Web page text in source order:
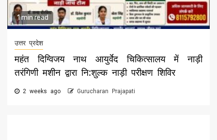
1 min read
उत्तर प्रदेश
महंत दिग्विजय नाथ आयुर्वेद चिकित्सालय में नाड़ी
तरंगिणी मशीन द्वारा नि:शुल्क नाड़ी परीक्षण शिविर
2 weeks ago Gurucharan Prajapati